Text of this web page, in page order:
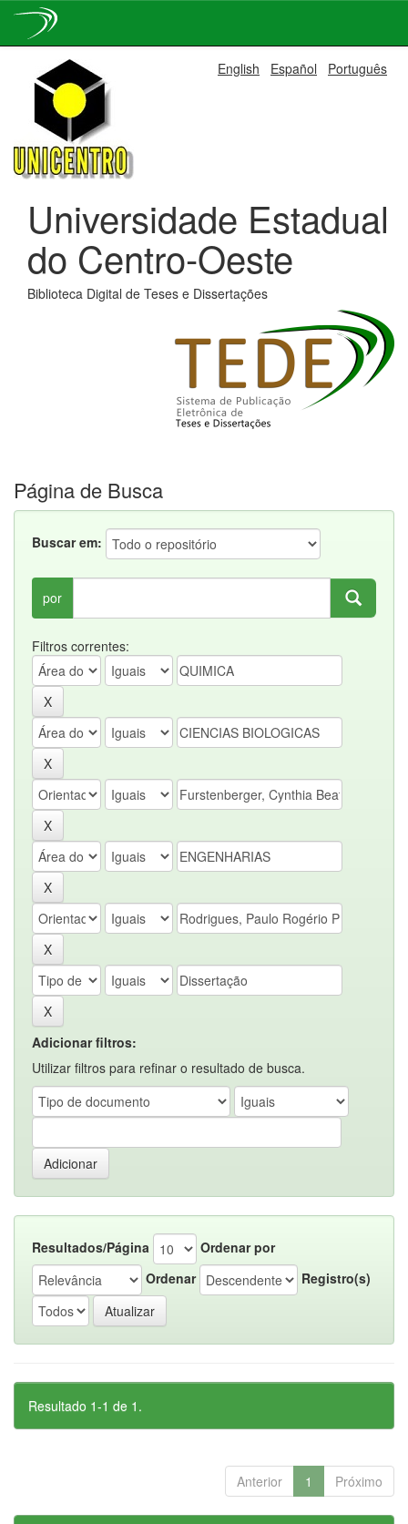
navigation
English Español Português
Universidade Estadual
do Centro-Oeste
Biblioteca Digital de Teses e Dissertações
Página de Busca
Buscar em:
por
Filtros correntes:
Adicionar filtros:
Utilizar filtros para refinar o resultado de busca.
Resultados/Página
Ordenar por
Ordenar
Registro(s)
Resultado 1-1 de 1.
Anterior 1 Próximo